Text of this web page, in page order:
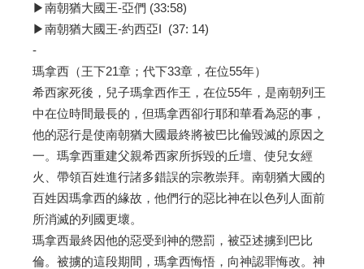
▶南朝猶大國王-亞們 (33:58)
▶南朝猶大國王-約西亞I (37: 14)
-
瑪拿西（王下21章；代下33章，在位55年）
希西家死後，兒子瑪拿西作王，在位55年，是南朝列王
中在位時間最長的，但瑪拿西卻行耶和華看為惡的事，
他的惡行是使南朝猶大國最終將被巴比倫毀滅的原因之
一。瑪拿西重建父親希西家所拆毀的丘壇、使兒女經
火、帶領百姓進行諸多錯誤的宗教崇拜。南朝猶大國的
百姓因瑪拿西的緣故，他們行的惡比神在以色列人面前
所消滅的列國更壞。
瑪拿西最終因他的惡受到神的懲罰，被亞述擄到巴比
倫。被擄的這段期間，瑪拿西悔悟，向神認罪悔改。神